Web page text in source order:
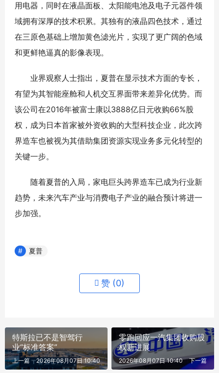
用电器，同时在液晶面板、太阳能电池及电子元器件领
域拥有深厚的技术积累。其独有的液晶四色技术，通过
在三原色基础上增加黄色滤光片，实现了更广阔的色域
和更鲜艳逼真的影像表现。
业界观察人士指出，夏普在显示技术方面的专长，
有望为其智能座舱和人机交互界面带来差异化优势。而
该公司在2016年被富士康以3888亿日元收购66%股
权，成为日本首家被外资收购的大型科技企业，此次跨
界造车也被视为其借助集团资源实现业务多元化转型的
关键一步。
随着夏普的入局，家电巨头跨界造车已成为行业新
趋势，未来汽车产业与消费电子产业的融合预计将进一
步加强。
夏普
赞 (0)
特斯拉已不是智驾行
业“标准答案”
上一篇 2026年08月07日 10:40
零跑回应一汽集团收购股
权新进展
下一篇
2026年08月07日 10:40